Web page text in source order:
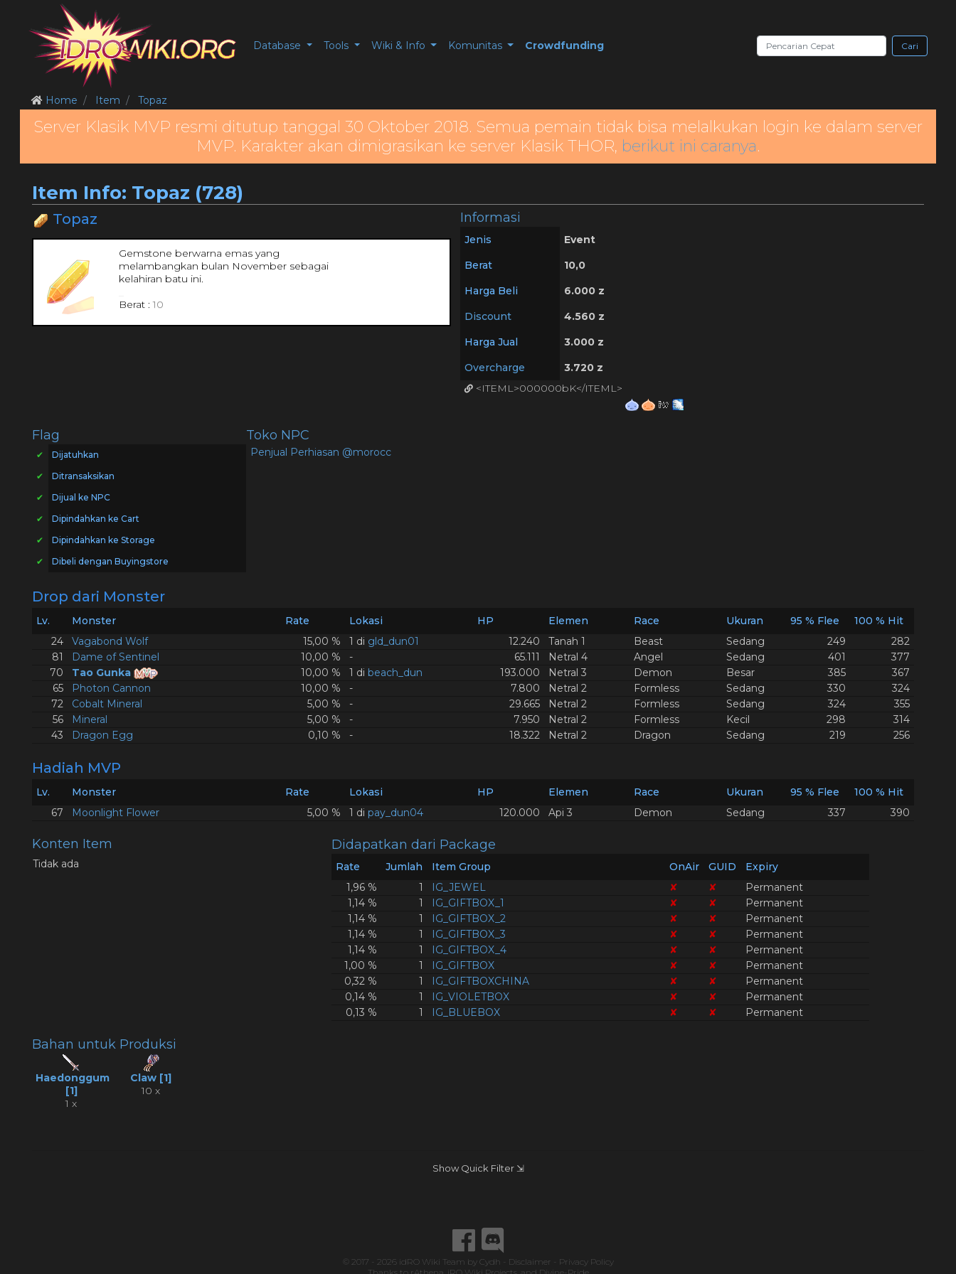
Database Tools Wiki & Info Komunitas Crowdfunding Cari
Home Item Topaz
Server Klasik MVP resmi ditutup tanggal 30 Oktober 2018. Semua pemain tidak bisa melalkukan login ke dalam server
MVP. Karakter akan dimigrasikan ke server Klasik THOR, berikut ini caranya.
Item Info: Topaz (728)
Topaz
Gemstone berwarna emas yang
melambangkan bulan November sebagai
kelahiran batu ini.
Berat : 10
Informasi
Jenis
Event
Berat
10,0
Harga Beli
6.000 z
Discount
4.560 z
Harga Jual
3.000 z
Overcharge
3.720 z
<ITEML>000000bK</ITEML>
Flag
✔
Dijatuhkan
✔
Ditransaksikan
✔
Dijual ke NPC
✔
Dipindahkan ke Cart
✔
Dipindahkan ke Storage
✔
Dibeli dengan Buyingstore
Toko NPC
Penjual Perhiasan @morocc
Drop dari Monster
Lv. Monster Rate Lokasi HP Elemen Race Ukuran 95 % Flee
100 % Hit
24
Vagabond Wolf 15,00 % 1 di gld_dun01 12.240 Tanah 1 Beast Sedang 249
282
81
Dame of Sentinel 10,00 % - 65.111 Netral 4 Angel Sedang 401
377
70
Tao Gunka 10,00 % 1 dibeach_dun 193.000 Netral 3 Demon Besar 385
367
65
Photon Cannon 10,00 % - 7.800 Netral 2 Formless Sedang 330
324
72
Cobalt Mineral 5,00 % - 29.665 Netral 2 Formless Sedang 324
355
56
Mineral 5,00 % - 7.950 Netral 2 Formless Kecil 298
314
43
Dragon Egg 0,10 % - 18.322 Netral 2 Dragon Sedang 219 256
Hadiah MVP
Lv. Monster Rate Lokasi HP Elemen Race Ukuran 95 % Flee
100 % Hit
67
Moonlight Flower 5,00 % 1 dipay_dun04 120.000 Api 3 Demon Sedang 337 390
Konten Item
Tidak ada
Didapatkan dari Package
Rate Jumlah Item Group OnAir GUID
Expiry
1,96 %
1 IG_JEWEL ✘ ✘
Permanent
1,14 %
1 IG_GIFTBOX_1 ✘ ✘
Permanent
1,14 %
1 IG_GIFTBOX_2 ✘ ✘
Permanent
1,14 %
1 IG_GIFTBOX_3 ✘ ✘
Permanent
1,14 %
1 IG_GIFTBOX_4 ✘ ✘
Permanent
1,00 %
1 IG_GIFTBOX ✘ ✘
Permanent
0,32 %
1 IG_GIFTBOXCHINA ✘ ✘
Permanent
0,14 %
1 IG_VIOLETBOX ✘ ✘
Permanent
0,13 %
1 IG_BLUEBOX ✘ ✘ Permanent
Bahan untuk Produksi
Haedonggum
[1]
1 x
Claw [1]
10 x
Show Quick Filter ⇲
© 2017 - 2026 idRO Wiki Team by Cydh Disclaimer
Privacy Policy